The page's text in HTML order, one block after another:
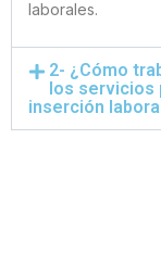
laborales.
2- ¿Cómo
los servicios
inserción